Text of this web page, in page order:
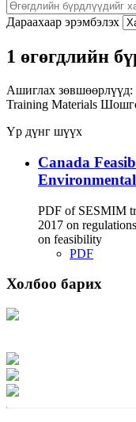
Дараахаар эрэмбэлэх
1 өгөгдлийн
Ашиглах зөвшөөрлүүд:
Training Materials
Үр дүнг шүүх
Canada
Environmental
PDF of SESMIM
2017 on
on feasibility
PDF
Холбоо барих